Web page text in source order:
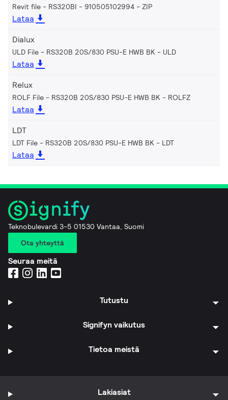
Revit file - RS320BI - 910505102994 ZIP
Lataa
Dialux
ULD File - RS320B 20S/830 PSU-E HWB BK ULD
Lataa
Relux
ROLF File - RS320B 20S/830 PSU-E HWB BK ROLFZ
Lataa
LDT
LDT File - RS320B 20S/830 PSU-E HWB BK LDT
Lataa
Teknobulevardi 3-5 01530 Vantaa, Suomi
Ota yhteyttä
Seuraa meitä
Tutustu
Signifyn vaikutus
Tietoa meistä
Lakiasiat